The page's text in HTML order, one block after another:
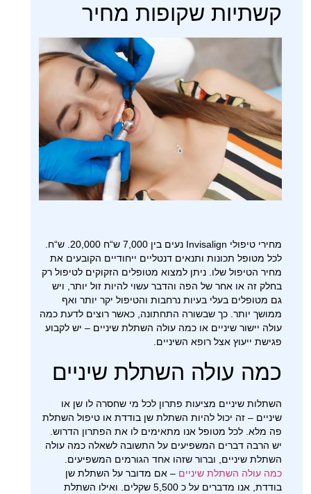
קשתיות שקופות מחיר
מחירי טיפולי Invisalign נעים בין 7,000 ש“ח 20,000. ש“ח.
לכל מטופל תכונות ותנאים דנטליים ייחודיים הקובעים את
מחיר הטיפול שלו. ניתן למצוא מטופלים הזקוקים לטיפול רק
בחלק זה או אחר של הפה והדבר עשוי להיות זול יותר, ויש
גם מטופלים בעלי בעיות נרחבות והטיפול יקר יותר ואף
ממושך יותר. כך שבשורה התחתונה, כאשר רוצים לדעת כמה
עולה יישור שיניים או כמה עולה השתלת שיניים – יש לקבוע
פגישת ייעוץ אצל רופא השיניים.
כמה עולה השתלת שיניים
השתלות שיניים מציעות פתרון לכל מי שחסרה לו שן או
שיניים – זה יכול להיות השתלת שן בודדת או טיפול השתלת
פה מלא. לכל מטופל אנו מתאימים לו את הפתרון הדרוש.
יש הרבה דברים המשפיעים על התשובה לשאלה כמה עולה
השתלת שיניים, וברור שזהו אחד הגורמים המשפיעים.
כמה עולה השתלת שיניים – אם מדובר על השתלת שן
בודדת, אנו מדברים על כ 5,500 שקלים. ואילו השתלת